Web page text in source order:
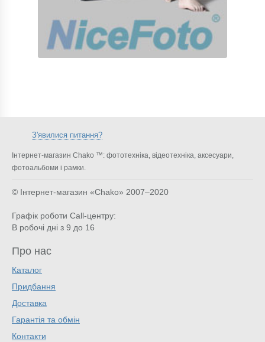
З'явилися питання?
Інтернет-магазин Chako ™: фототехніка, відеотехніка, аксесуари,
фотоальбоми і рамки.
© Інтернет-магазин «Chako» 2007–2020
Графік роботи Call-центру:
В робочі дні з 9 до 16
Про нас
Каталог
Придбання
Доставка
Гарантія та обмін
Контакти